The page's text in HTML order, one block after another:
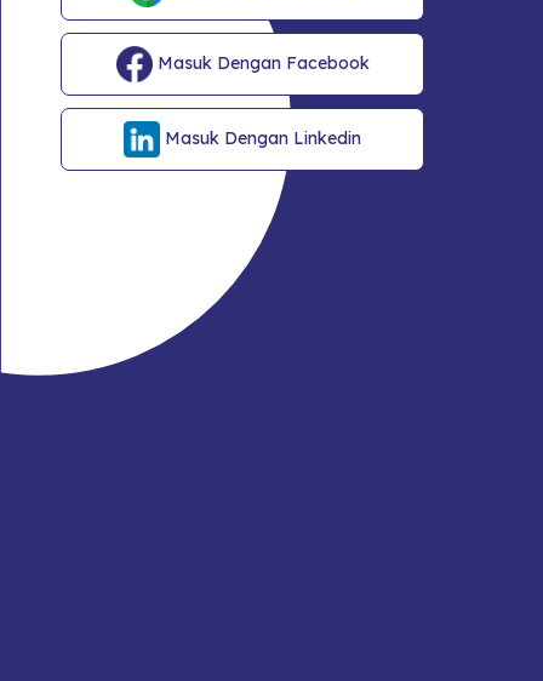
Masuk Dengan Facebook
Masuk Dengan Linkedin